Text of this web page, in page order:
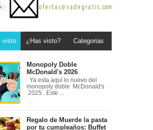
visto ¿Has visto? Categorias
Monopoly Doble
McDonald's 2026
Ya esta aquí lo nuevo del
monopoly doble McDonald's
2025 . Este ...
Regalo de Muerde la pasta
por tu cumpleaños: Buffet